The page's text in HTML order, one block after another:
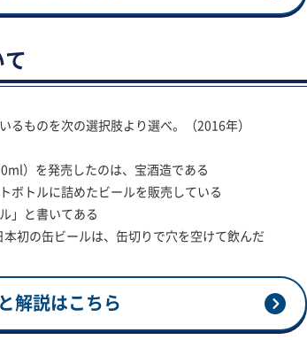
て
るものを次の選択肢より選べ。（2016年）
）を発売したのは、宝酒造である
ボトルに詰めたビールを販売している
」と書いてある
初の缶ビールは、缶切りで穴を空けて飲んだ
解説はこちら